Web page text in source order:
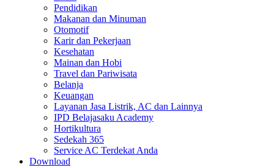
Pendidikan
Makanan dan Minuman
Otomotif
Karir dan Pekerjaan
Kesehatan
Mainan dan Hobi
Travel dan Pariwisata
Belanja
Keuangan
Layanan Jasa Listrik, AC dan Lainnya
IPD Belajasaku Academy
Hortikultura
Sedekah 365
Service AC Terdekat Anda
Download